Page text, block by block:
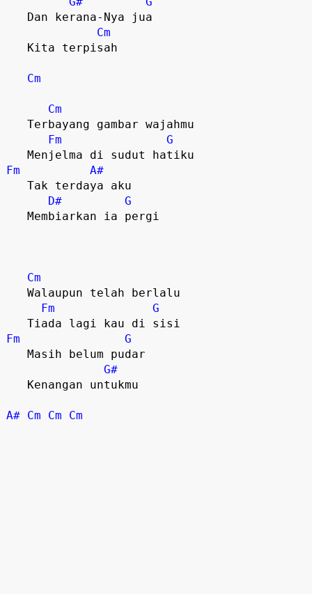
Cm
Cm
Cm
Fm
G
Fm
A#
D#
G
Cm
Fm
G
Fm
G
G#
A# Cm Cm Cm